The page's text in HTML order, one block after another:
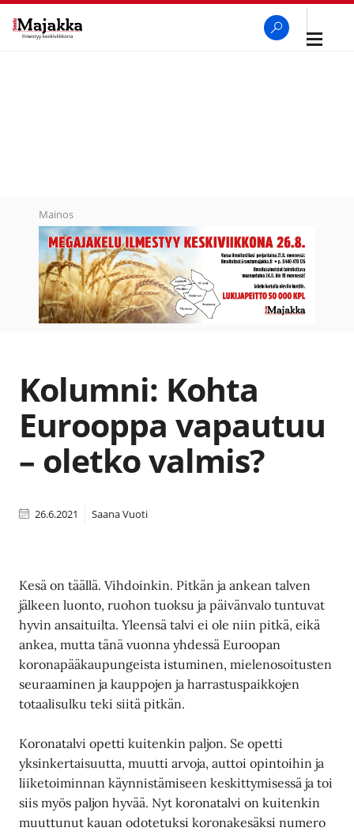
Avaa
Mainos
Kolumni: Kohta
Eurooppa vapautuu
– oletko valmis?
26.6.2021 Saana Vuoti
Kesä on täällä. Vihdoinkin. Pitkän ja ankean talven
jälkeen luonto, ruohon tuoksu ja päivänvalo tuntuvat
hyvin ansaituilta. Yleensä talvi ei ole niin pitkä, eikä
ankea, mutta tänä vuonna yhdessä Euroopan
koronapääkaupungeista istuminen, mielenosoitusten
seuraaminen ja kauppojen ja harrastuspaikkojen
totaalisulku teki siitä pitkän.
Koronatalvi opetti kuitenkin paljon. Se opetti
yksinkertaisuutta, muutti arvoja, auttoi opintoihin ja
liiketoiminnan käynnistämiseen keskittymisessä ja toi
siis myös paljon hyvää. Nyt koronatalvi on kuitenkin
muuttunut kauan odotetuksi koronakesäksi numero